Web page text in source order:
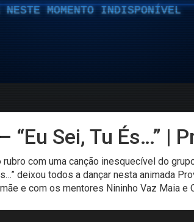
“Eu Sei, Tu És…” |
com uma canção inesquecível do
deixou todos a dançar nesta animada
e com os mentores Nininho Vaz Maia e